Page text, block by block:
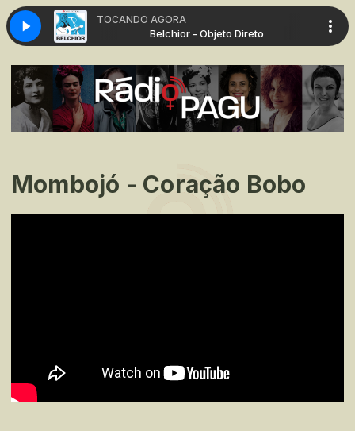
TOCANDO AGORA
Direto Belchior - Objeto Direto
Mombojó - Coração Bobo